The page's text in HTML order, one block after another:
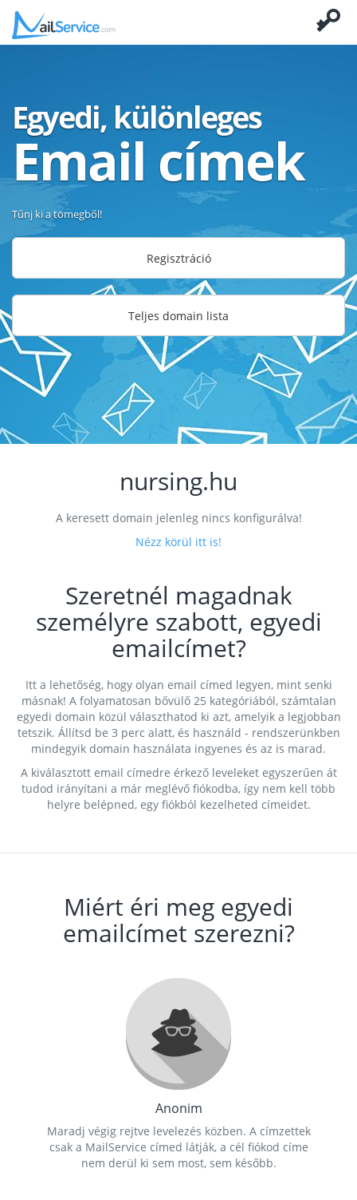
Egyedi, különleges
Email címek
Tűnj ki a tömegből!
Regisztráció
Teljes domain lista
nursing.hu
A keresett domain jelenleg nincs konfigurálva!
Nézz körül itt is!
Szeretnél magadnak
személyre szabott, egyedi
emailcímet?
Itt a lehetőség, hogy olyan email címed legyen, mint senki
másnak! A folyamatosan bővülő 25 kategóriából, számtalan
egyedi domain közül választhatod ki azt, amelyik a legjobban
tetszik. Állítsd be 3 perc alatt, és használd - rendszerünkben
mindegyik domain használata ingyenes és az is marad.
A kiválasztott email címedre érkező leveleket egyszerűen át
tudod irányítani a már meglévő fiókodba, így nem kell több
helyre belépned, egy fiókból kezelheted címeidet.
Miért éri meg egyedi
emailcímet szerezni?
Anonim
Maradj végig rejtve levelezés közben. A címzettek
csak a MailService címed látják, a cél fiókod címe
nem derül ki sem most, sem később.